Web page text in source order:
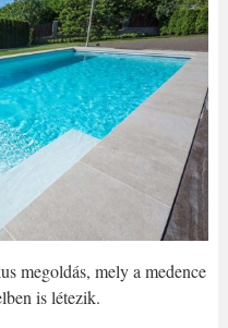
megoldás, mely a medence
is létezik.